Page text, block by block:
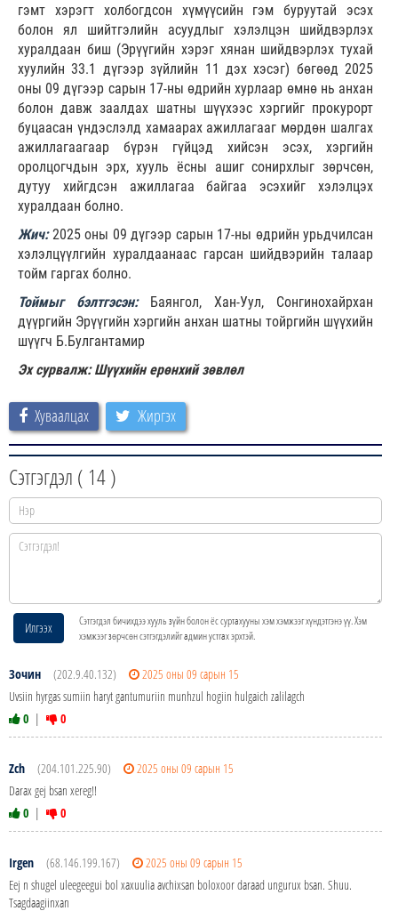
гэмт хэрэгт холбогдсон хүмүүсийн гэм буруутай эсэх
болон ял шийтгэлийн асуудлыг хэлэлцэн шийдвэрлэх
хуралдаан биш (Эрүүгийн хэрэг хянан шийдвэрлэх тухай
хуулийн 33.1 дүгээр зүйлийн 11 дэх хэсэг) бөгөөд 2025
оны 09 дүгээр сарын 17-ны өдрийн хурлаар өмнө нь анхан
болон давж заалдах шатны шүүхээс хэргийг прокурорт
буцаасан үндэслэлд хамаарах ажиллагааг мөрдөн шалгах
ажиллагаагаар бүрэн гүйцэд хийсэн эсэх, хэргийн
оролцогчдын эрх, хууль ёсны ашиг сонирхлыг зөрчсөн,
дутуу хийгдсэн ажиллагаа байгаа эсэхийг хэлэлцэх
хуралдаан болно.
Жич:2025 оны 09 дүгээр сарын 17-ны өдрийн урьдчилсан
хэлэлцүүлгийн хуралдаанаас гарсан шийдвэрийн талаар
тойм гаргах болно.
Тоймыг бэлтгэсэн: Баянгол, Хан-Уул, Сонгинохайрхан
дүүргийн Эрүүгийн хэргийн анхан шатны тойргийн шүүхийн
шүүгч Б.Булгантамир
Эх сурвалж: Шүүхийн ерөнхий зөвлөл
Хуваалцах Жиргэх
Сэтгэгдэл ( 14)
Илгээх
Сэтгэгдэл бичихдээ хууль зүйн болон ёс суртахууны хэм хэмжээг хүндэтгэнэ үү. Хэм
хэмжээг зөрчсөн сэтгэгдэлийг админ устгах эрхтэй.
Зочин (202.9.40.132)
2025 оны 09 сарын 15
Uvsiin hyrgas sumiin haryt gantumuriin munhzul hogiin hulgaich zalilagch
0 | 0
Zch (204.101.225.90)
2025 оны 09 сарын 15
Darax gej bsan xereg!!
0 | 0
Irgen (68.146.199.167)
2025 оны 09 сарын 15
Eej n shugel uleegeegui bol xaxuulia avchixsan boloxoor daraad ungurux bsan. Shuu.
Tsagdaagiinxan